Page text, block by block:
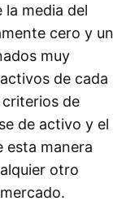
la media del
cero y un
muy
de cada
de
de activo y el
esta manera
otro